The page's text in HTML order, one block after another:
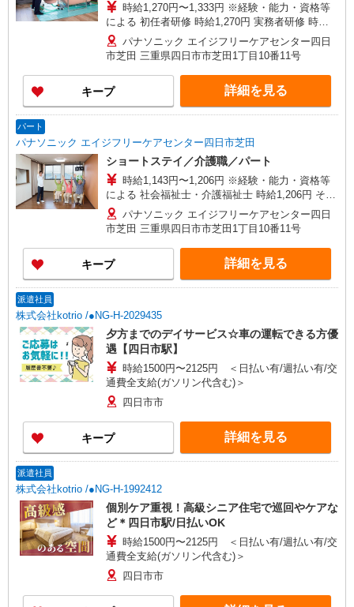
時給1,270円〜1,333円 ※経験・能力・資格等
による 初任者研修 時給1,270円 実務者研修 時給
1,270円 介護福祉士 時給1,333円 ※サービス提供8
件目以降〜1,000円/件 手当あり ※一律処遇改善加
算含む 〇時間外勤務手当 〇土日祝勤務手当 〇無
事故無違反表彰金 〇年末年始勤務手当
パナソニック エイジフリーケアセンター四日
市芝田 三重県四日市市芝田1丁目10番11号
キープ 詳細を見る
パート
パナソニック エイジフリーケアセンター四日市芝田
ショートステイ／介護職／パート
時給1,143円〜1,206円 ※経験・能力・資格等
による 社会福祉士・介護福祉士 時給1,206円 その
他資格 時給1,143円 ※一律処遇改善加算含む 〇時
間外勤務手当 〇土日祝勤務手当 〇夜勤手当 〇深
夜勤務手当 〇無事故無違反表彰金 〇年末年始勤務
手当 〇早朝7:00〜8:00/夜間18:00〜20:00は時給
25％UP
パナソニック エイジフリーケアセンター四日
市芝田 三重県四日市市芝田1丁目10番11号
キープ 詳細を見る
派遣社員
株式会社kotrio /●NG-H-2029435
夕方までのデイサービス☆車の運転できる方優
遇【四日市駅】
時給1500円〜2125円 ＜日払い有/週払い有/交
通費全支給(ガソリン代含む)＞
四日市市
キープ 詳細を見る
派遣社員
株式会社kotrio /●NG-H-1992412
個別ケア重視！高級シニア住宅で巡回やケアな
ど＊四日市駅/日払いOK
時給1500円〜2125円 ＜日払い有/週払い有/交
通費全支給(ガソリン代含む)＞
四日市市